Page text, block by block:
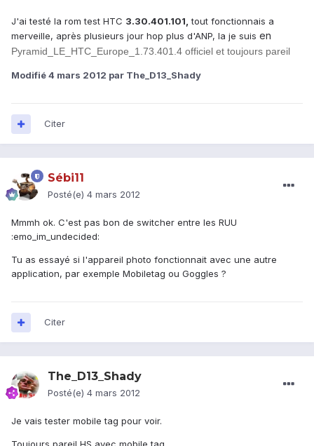
J'ai testé la rom test HTC 3.30.401.101, tout fonctionnais a
merveille, après plusieurs jour hop plus d'ANP, la je suis en
Pyramid_LE_HTC_Europe_1.73.401.4 officiel et toujours pareil
Modifié4 mars 2012 par The_D13_Shady
Citer
Sébi11
Posté(e) 4 mars 2012
Mmmh ok. C'est pas bon de switcher entre les RUU
:emo_im_undecided:
Tu as essayé si l'appareil photo fonctionnait avec une autre
application, par exemple Mobiletag ou Goggles ?
Citer
The_D13_Shady
Posté(e) 4 mars 2012
Je vais tester mobile tag pour voir.